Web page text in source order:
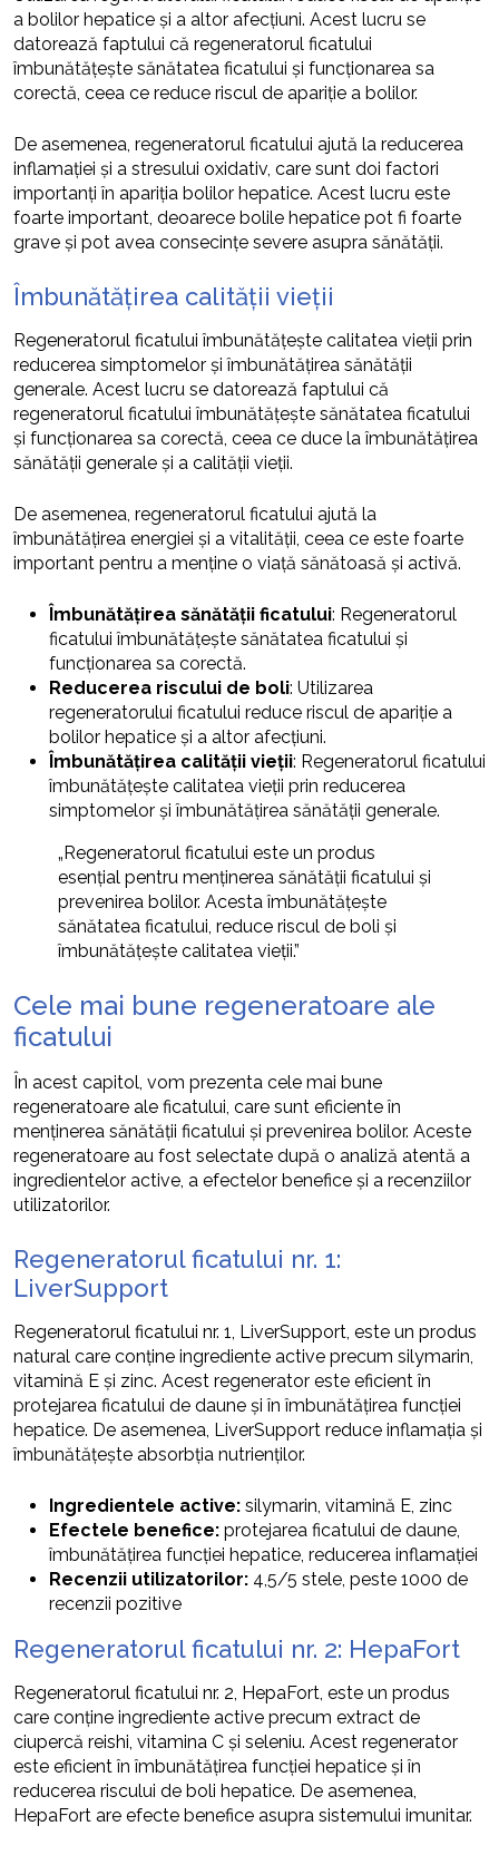
a bolilor hepatice și a altor afecțiuni. Acest lucru se
datorează faptului că regeneratorul ficatului
îmbunătățește sănătatea ficatului și funcționarea sa
corectă, ceea ce reduce riscul de apariție a bolilor.
De asemenea, regeneratorul ficatului ajută la reducerea
inflamației și a stresului oxidativ, care sunt doi factori
importanți în apariția bolilor hepatice. Acest lucru este
foarte important, deoarece bolile hepatice pot fi foarte
grave și pot avea consecințe severe asupra sănătății.
Îmbunătățirea calității vieții
Regeneratorul ficatului îmbunătățește calitatea vieții prin
reducerea simptomelor și îmbunătățirea sănătății
generale. Acest lucru se datorează faptului că
regeneratorul ficatului îmbunătățește sănătatea ficatului
și funcționarea sa corectă, ceea ce duce la îmbunătățirea
sănătății generale și a calității vieții.
De asemenea, regeneratorul ficatului ajută la
îmbunătățirea energiei și a vitalității, ceea ce este foarte
important pentru a menține o viață sănătoasă și activă.
Îmbunătățirea sănătății ficatului: Regeneratorul
ficatului îmbunătățește sănătatea ficatului și
funcționarea sa corectă.
Reducerea riscului de boli: Utilizarea
regeneratorului ficatului reduce riscul de apariție a
bolilor hepatice și a altor afecțiuni.
Îmbunătățirea calității vieții: Regeneratorul ficatului
îmbunătățește calitatea vieții prin reducerea
simptomelor și îmbunătățirea sănătății generale.
„Regeneratorul ficatului este un produs
esențial pentru menținerea sănătății ficatului și
prevenirea bolilor. Acesta îmbunătățește
sănătatea ficatului, reduce riscul de boli și
îmbunătățește calitatea vieții.”
Cele mai bune regeneratoare ale
ficatului
În acest capitol, vom prezenta cele mai bune
regeneratoare ale ficatului, care sunt eficiente în
menținerea sănătății ficatului și prevenirea bolilor. Aceste
regeneratoare au fost selectate după o analiză atentă a
ingredientelor active, a efectelor benefice și a recenziilor
utilizatorilor.
Regeneratorul ficatului nr. 1:
LiverSupport
Regeneratorul ficatului nr. 1, LiverSupport, este un produs
natural care conține ingrediente active precum silymarin,
vitamină E și zinc. Acest regenerator este eficient în
protejarea ficatului de daune și în îmbunătățirea funcției
hepatice. De asemenea, LiverSupport reduce inflamația și
îmbunătățește absorbția nutrienților.
Ingredientele active: silymarin, vitamină E, zinc
Efectele benefice: protejarea ficatului de daune,
îmbunătățirea funcției hepatice, reducerea inflamației
Recenzii utilizatorilor: 4,5/5 stele, peste 1000 de
recenzii pozitive
Regeneratorul ficatului nr. 2: HepaFort
Regeneratorul ficatului nr. 2, HepaFort, este un produs
care conține ingrediente active precum extract de
ciupercă reishi, vitamina C și seleniu. Acest regenerator
este eficient în îmbunătățirea funcției hepatice și în
reducerea riscului de boli hepatice. De asemenea,
HepaFort are efecte benefice asupra sistemului imunitar.